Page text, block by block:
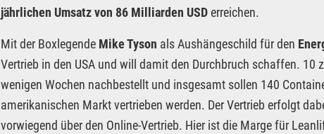
jährlichen Umsatz von 86 Milliarden USD erreichen.
Mit der Boxlegende Mike Tyson als Aushängeschild für den
Vertrieb in den USA und will damit den Durchbruch schaffen.
wenigen Wochen nachbestellt und insgesamt sollen 140
amerikanischen Markt vertrieben werden. Der Vertrieb erfolgt
vorwiegend über den Online-Vertrieb. Hier ist die Marge für